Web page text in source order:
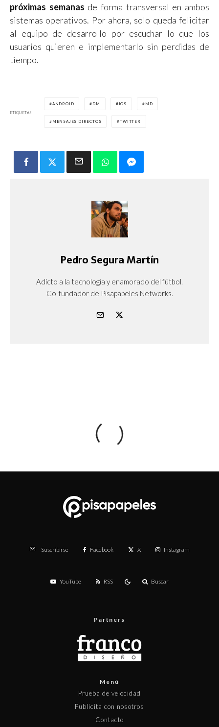
próximas semanas de forma transversal en ambos
sistemas operativos. Por ahora, solo queda felicitar
al equipo de desarrollo por escuchar lo que los
usuarios quieren e implementarlo sin perdidas de
tiempo.
ETIQUETAS
ANDROID DM IOS MD
MENSAJES DIRECTOS TWITTER
Pedro Segura Martín
Adicto a la tecnología y enamorado del fútbol.
Co-fundador de Pisapapeles Networks.
Suscribirse Facebook X Instagram
YouTube RSS Buscar
Partners
Menú
Prueba de velocidad
Publicita con nosotros
Contacto